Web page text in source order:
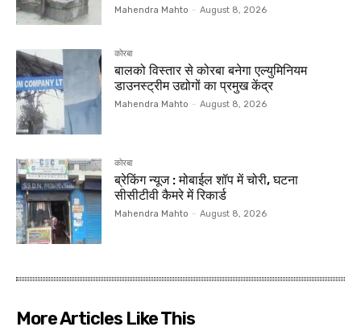
Mahendra Mahto - August 8, 2026
कोरबा
बालको विस्तार से कोरबा बनेगा एल्युमिनियम
डाउनस्ट्रीम उद्योगों का प्रमुख केंद्र
Mahendra Mahto - August 8, 2026
कोरबा
ब्रेकिंग न्यूज : मोबाईल शॉप में चोरी, घटना
सीसीटीवी कैमरे में रिकार्ड
Mahendra Mahto - August 8, 2026
More Articles Like This